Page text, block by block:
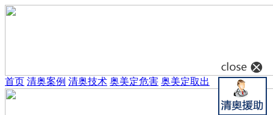
首页 清奥案例 清奥技术 奥美定危害 奥美定取出